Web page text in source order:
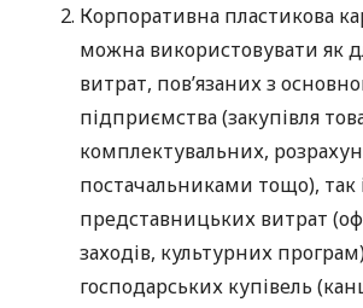
Корпоративна пластикова
можна використовувати як
витрат, пов’язаних з
підприємства (закупівля
комплектувальних,
постачальниками тощо), так
представницьких витрат
заходів, культурних
господарських купівель